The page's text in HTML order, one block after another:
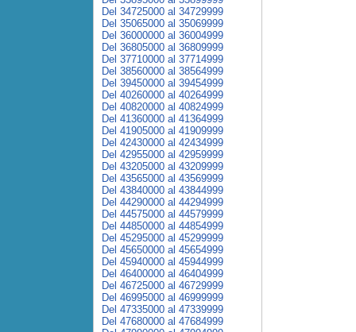
Del 34725000 al 34729999
Del 35065000 al 35069999
Del 36000000 al 36004999
Del 36805000 al 36809999
Del 37710000 al 37714999
Del 38560000 al 38564999
Del 39450000 al 39454999
Del 40260000 al 40264999
Del 40820000 al 40824999
Del 41360000 al 41364999
Del 41905000 al 41909999
Del 42430000 al 42434999
Del 42955000 al 42959999
Del 43205000 al 43209999
Del 43565000 al 43569999
Del 43840000 al 43844999
Del 44290000 al 44294999
Del 44575000 al 44579999
Del 44850000 al 44854999
Del 45295000 al 45299999
Del 45650000 al 45654999
Del 45940000 al 45944999
Del 46400000 al 46404999
Del 46725000 al 46729999
Del 46995000 al 46999999
Del 47335000 al 47339999
Del 47680000 al 47684999